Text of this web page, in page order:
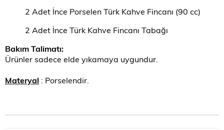
2 Adet İnce Porselen Türk Kahve Fincanı (90 cc)
2 Adet İnce Türk Kahve Fincanı Tabağı
Bakım Talimatı:
Ürünler sadece elde yıkamaya uygundur.
Materyal : Porselendir.